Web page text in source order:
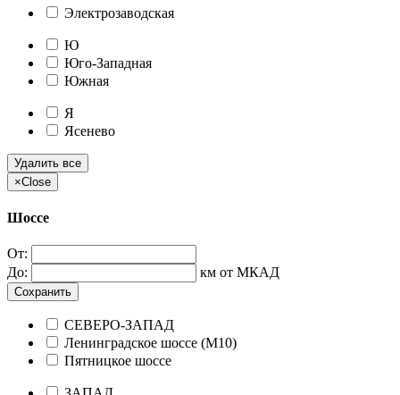
Электрозаводская
Ю
Юго-Западная
Южная
Я
Ясенево
Удалить все
×Close
Шоссе
От:
До:
км от МКАД
Сохранить
СЕВЕРО-ЗАПАД
Ленинградское шоссе (М10)
Пятницкое шоссе